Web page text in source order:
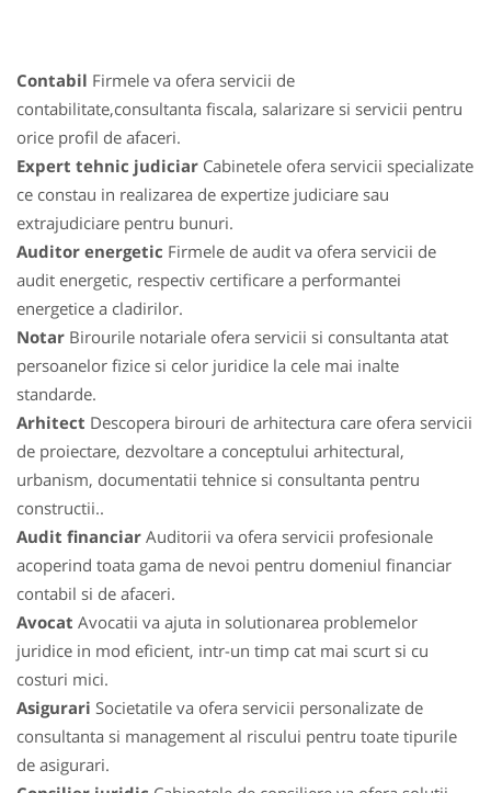
Contabil Firmele va ofera servicii de
contabilitate,consultanta fiscala, salarizare si servicii pentru
orice profil de afaceri.
Expert tehnic judiciar Cabinetele ofera servicii specializate
ce constau in realizarea de expertize judiciare sau
extrajudiciare pentru bunuri.
Auditor energetic Firmele de audit va ofera servicii de
audit energetic, respectiv certificare a performantei
energetice a cladirilor.
Notar Birourile notariale ofera servicii si consultanta atat
persoanelor fizice si celor juridice la cele mai inalte
standarde.
Arhitect Descopera birouri de arhitectura care ofera servicii
de proiectare, dezvoltare a conceptului arhitectural,
urbanism, documentatii tehnice si consultanta pentru
constructii..
Audit financiar Auditorii va ofera servicii profesionale
acoperind toata gama de nevoi pentru domeniul financiar
contabil si de afaceri.
Avocat Avocatii va ajuta in solutionarea problemelor
juridice in mod eficient, intr-un timp cat mai scurt si cu
costuri mici.
Asigurari Societatile va ofera servicii personalizate de
consultanta si management al riscului pentru toate tipurile
de asigurari.